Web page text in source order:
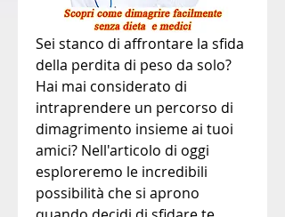
Sei stanco di affrontare la sfida
della perdita di peso da solo?
Hai mai considerato di
intraprendere un percorso di
dimagrimento insieme ai tuoi
amici? Nell'articolo di oggi
esploreremo le incredibili
possibilità che si aprono